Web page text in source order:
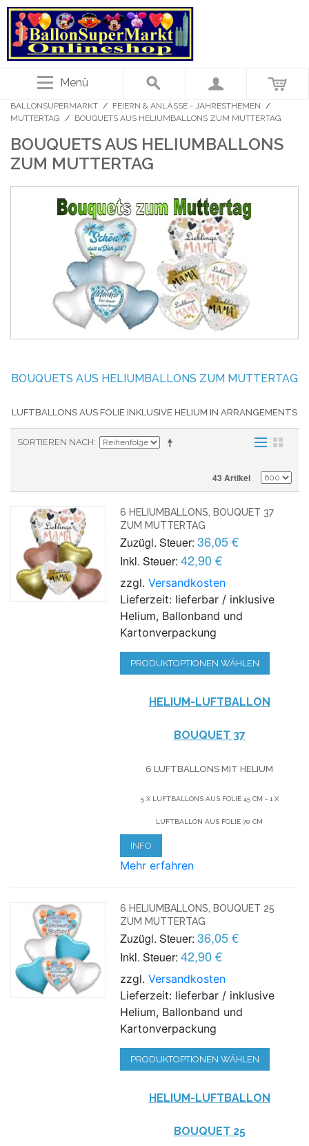
Menü
BALLONSUPERMARKT / FEIERN & ANLÄSSE - JAHRESTHEMEN /
MUTTERTAG / BOUQUETS AUS HELIUMBALLONS ZUM MUTTERTAG
BOUQUETS AUS HELIUMBALLONS
ZUM MUTTERTAG
BOUQUETS AUS HELIUMBALLONS ZUM MUTTERTAG
LUFTBALLONS AUS FOLIE INKLUSIVE HELIUM IN ARRANGEMENTS
SORTIEREN NACH
43 Artikel
6 HELIUMBALLONS, BOUQUET 37
ZUM MUTTERTAG
Zuzügl. Steuer: 36,05 €
Inkl. Steuer: 42,90 €
zzgl.Versandkosten
Lieferzeit: lieferbar / inklusive
Helium, Ballonband und
Kartonverpackung
PRODUKTOPTIONEN WÄHLEN
HELIUM-LUFTBALLON
BOUQUET 37
6 LUFTBALLONS MIT HELIUM
5 X LUFTBALLONS AUS FOLIE 45 CM - 1 X
LUFTBALLON AUS FOLIE 70 CM
INFO
Mehr erfahren
6 HELIUMBALLONS, BOUQUET 25
ZUM MUTTERTAG
Zuzügl. Steuer: 36,05 €
Inkl. Steuer: 42,90 €
zzgl.Versandkosten
Lieferzeit: lieferbar / inklusive
Helium, Ballonband und
Kartonverpackung
PRODUKTOPTIONEN WÄHLEN
HELIUM-LUFTBALLON
BOUQUET 25